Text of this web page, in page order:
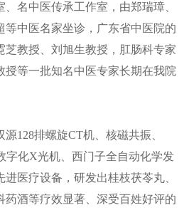
名中医传承工作室，由郑瑞璋、
等中医名家坐诊，广东省中医院的
芝教授、刘旭生教授，肛肠科专家
授等一批知名中医专家长期在我院
128排螺旋CT机、核磁共振、
字化X光机、西门子全自动化学发
医疗设备，研发出桂枝茯苓丸、
药酒等疗效显著、深受百姓好评的